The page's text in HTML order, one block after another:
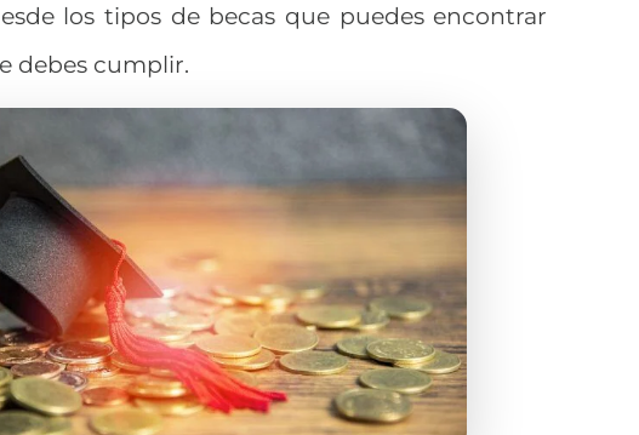
los tipos de becas que puedes encontrar
debes cumplir.